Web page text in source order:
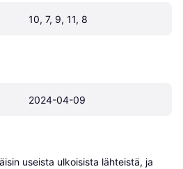
10, 7, 9, 11, 8
2024-04-09
useista ulkoisista lähteistä, ja